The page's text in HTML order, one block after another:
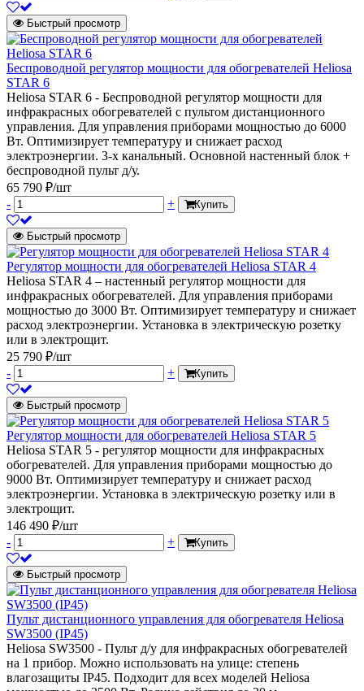
Быстрый просмотр
Беспроводной регулятор мощности для обогревателей Heliosa
STAR 6
Heliosa STAR 6 - Беспроводной регулятор мощности для
инфракрасных обогревателей с пультом дистанционного
управления. Для управления приборами мощностью до 6000
Вт. Оптимизирует температуру и снижает расход
электроэнергии. 3-х канальный. Основной настенный блок +
беспроводной пульт д/у.
65 790 ₽/шт
-
+ Купить
Быстрый просмотр
Регулятор мощности для обогревателей Heliosa STAR 4
Heliosa STAR 4 – настенный регулятор мощности для
инфракрасных обогревателей. Для управления приборами
мощностью до 3000 Вт. Оптимизирует температуру и снижает
расход электроэнергии. Установка в электрическую розетку
или в электрощит.
25 790 ₽/шт
-
+ Купить
Быстрый просмотр
Регулятор мощности для обогревателей Heliosa STAR 5
Heliosa STAR 5 - регулятор мощности для инфракрасных
обогревателей. Для управления приборами мощностью до
9000 Вт. Оптимизирует температуру и снижает расход
электроэнергии. Установка в электрическую розетку или в
электрощит.
146 490 ₽/шт
-
+ Купить
Быстрый просмотр
Пульт дистанционного управления для обогревателя Heliosa
SW3500 (IP45)
Heliosa SW3500 - Пульт д/у для инфракрасных обогревателей
на 1 прибор. Можно использовать на улице: степень
влагозащиты IP45. Подходит для всех моделей Heliosa